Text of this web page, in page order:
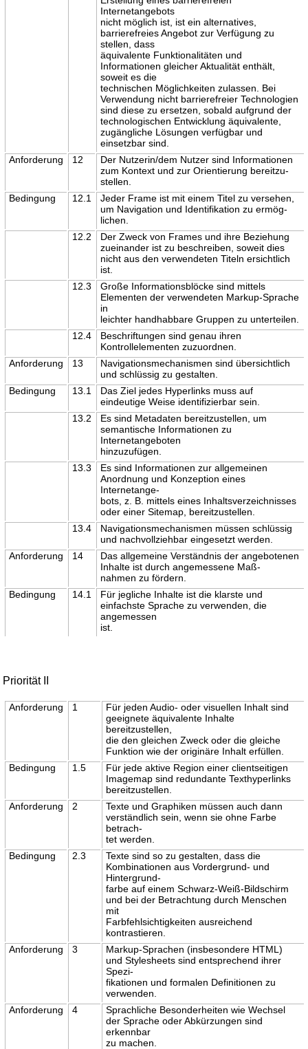
Internetangebots
nicht möglich ist, ist ein alternatives,
barrierefreies Angebot zur Verfügung zu
stellen, dass
äquivalente Funktionalitäten und
Informationen gleicher Aktualität enthält,
soweit es die
technischen Möglichkeiten zulassen. Bei
Verwendung nicht barrierefreier Technologien
sind diese zu ersetzen, sobald aufgrund der
technologischen Entwicklung äquivalente,
zugängliche Lösungen verfügbar und
einsetzbar sind.
Anforderung
12
Der Nutzerin/dem Nutzer sind Informationen
zum Kontext und zur Orientierung bereitzu-
stellen.
Bedingung
12.1
Jeder Frame ist mit einem Titel zu versehen,
um Navigation und Identifikation zu ermög-
lichen.
12.2
Der Zweck von Frames und ihre Beziehung
zueinander ist zu beschreiben, soweit dies
nicht aus den verwendeten Titeln ersichtlich
ist.
12.3
Große Informationsblöcke sind mittels
Elementen der verwendeten Markup-Sprache
in
leichter handhabbare Gruppen zu unterteilen.
12.4
Beschriftungen sind genau ihren
Kontrollelementen zuzuordnen.
Anforderung
13
Navigationsmechanismen sind übersichtlich
und schlüssig zu gestalten.
Bedingung
13.1
Das Ziel jedes Hyperlinks muss auf
eindeutige Weise identifizierbar sein.
13.2
Es sind Metadaten bereitzustellen, um
semantische Informationen zu
Internetangeboten
hinzuzufügen.
13.3
Es sind Informationen zur allgemeinen
Anordnung und Konzeption eines
Internetange-
bots, z. B. mittels eines Inhaltsverzeichnisses
oder einer Sitemap, bereitzustellen.
13.4
Navigationsmechanismen müssen schlüssig
und nachvollziehbar eingesetzt werden.
Anforderung
14
Das allgemeine Verständnis der angebotenen
Inhalte ist durch angemessene Maß-
nahmen zu fördern.
Bedingung
14.1
Für jegliche Inhalte ist die klarste und
einfachste Sprache zu verwenden, die
angemessen
ist.
Priorität II
Anforderung 1
Für jeden Audio- oder visuellen Inhalt sind
geeignete äquivalente Inhalte
bereitzustellen,
die den gleichen Zweck oder die gleiche
Funktion wie der originäre Inhalt erfüllen.
Bedingung
1.5
Für jede aktive Region einer clientseitigen
Imagemap sind redundante Texthyperlinks
bereitzustellen.
Anforderung
2
Texte und Graphiken müssen auch dann
verständlich sein, wenn sie ohne Farbe
betrach-
tet werden.
Bedingung
2.3
Texte sind so zu gestalten, dass die
Kombinationen aus Vordergrund- und
Hintergrund-
farbe auf einem Schwarz-Weiß-Bildschirm
und bei der Betrachtung durch Menschen
mit
Farbfehlsichtigkeiten ausreichend
kontrastieren.
Anforderung
3
Markup-Sprachen (insbesondere HTML)
und Stylesheets sind entsprechend ihrer
Spezi-
fikationen und formalen Definitionen zu
verwenden.
Anforderung
4
Sprachliche Besonderheiten wie Wechsel
der Sprache oder Abkürzungen sind
erkennbar
zu machen.